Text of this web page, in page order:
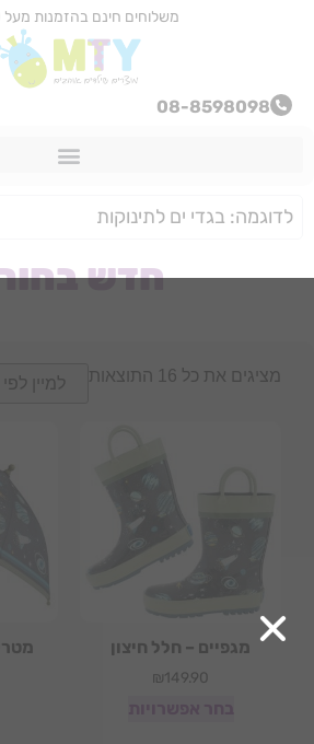
משלוחים חינם בהזמנות מעל ₪200
08-8598098
חדש
מציגים את כל ⁦16⁩ התוצאות
מגפיים – חלל חיצון
₪149.90